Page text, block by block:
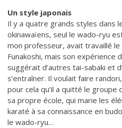
Un style japonais
Il y a quatre grands styles dans
okinawaïens, seul le wado-ryu
mon professeur, avait travaillé le
Funakoshi, mais son expérience
suggérait d’autres tai-sabaki et
s’entraîner. Il voulait faire
pour cela qu’il a quitté le groupe
sa propre école, qui marie les
karaté à sa connaissance en
le wado-ryu…